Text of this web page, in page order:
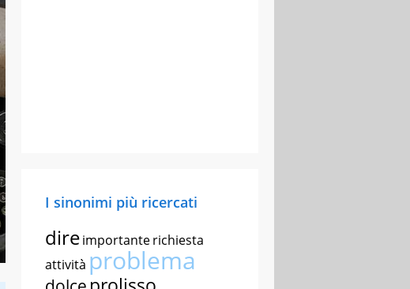
I sinonimi più ricercati
direimportanterichiesta
attività problema